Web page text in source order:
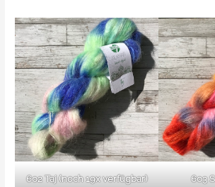
602 Taj(noch 19x verfügbar)
603